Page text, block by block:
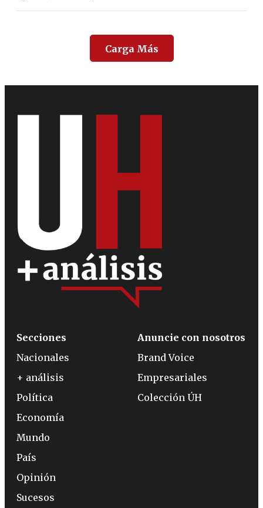
Carga Más
Secciones
Nacionales
+ análisis
Política
Economía
Mundo
País
Opinión
Sucesos
Anuncie con nosotros
Brand Voice
Empresariales
Colección ÚH